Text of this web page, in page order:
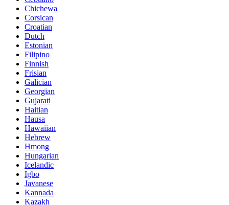
Chichewa
Corsican
Croatian
Dutch
Estonian
Filipino
Finnish
Frisian
Galician
Georgian
Gujarati
Haitian
Hausa
Hawaiian
Hebrew
Hmong
Hungarian
Icelandic
Igbo
Javanese
Kannada
Kazakh